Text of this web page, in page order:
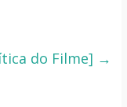
do Filme] →